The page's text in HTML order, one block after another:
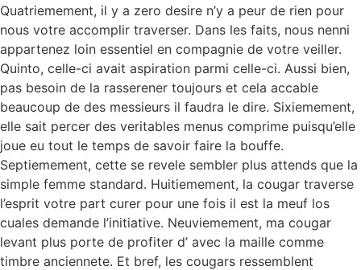
Quatriemement, il y a zero desire n’y a peur de rien pour
nous votre accomplir traverser. Dans les faits, nous nenni
appartenez loin essentiel en compagnie de votre veiller.
Quinto, celle-ci avait aspiration parmi celle-ci. Aussi bien,
pas besoin de la rasserener toujours et cela accable
beaucoup de des messieurs il faudra le dire. Sixiemement,
elle sait percer des veritables menus comprime puisqu’elle
joue eu tout le temps de savoir faire la bouffe.
Septiemement, cette se revele sembler plus attends que la
simple femme standard. Huitiemement, la cougar traverse
l’esprit votre part curer pour une fois il est la meuf los
cuales demande l’initiative. Neuviemement, ma cougar
levant plus porte de profiter d’ avec la maille comme
timbre anciennete. Et bref, les cougars ressemblent